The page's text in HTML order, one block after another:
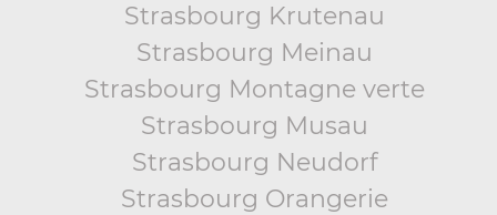
Strasbourg Krutenau
Strasbourg Meinau
Strasbourg Montagne verte
Strasbourg Musau
Strasbourg Neudorf
Strasbourg Orangerie